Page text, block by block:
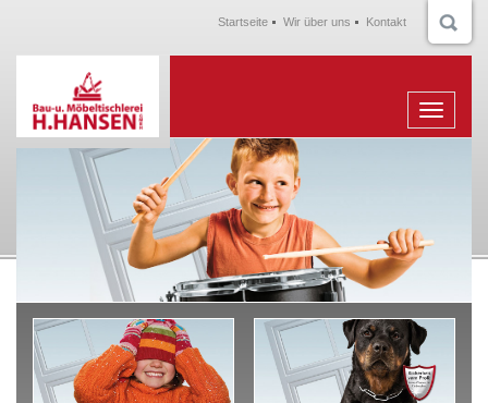
Startseite Wir über uns Kontakt
Menu